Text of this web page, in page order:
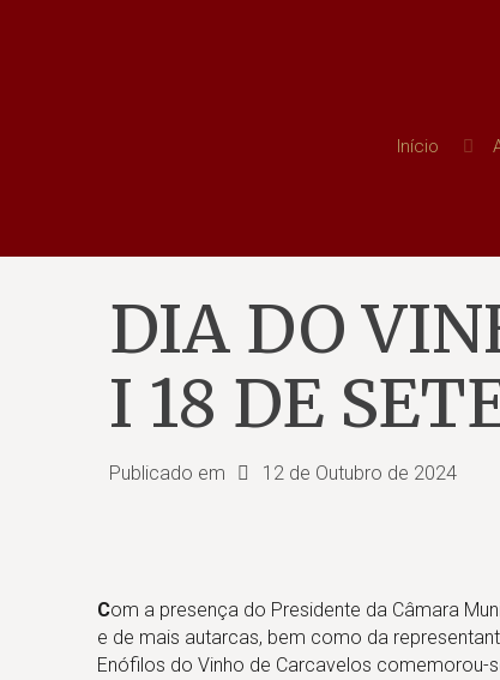
Início
DIA DO
I 18 DE
Publicado em 12 de Outubro de 2024
Com a presença do Presidente da Câmara
e de mais autarcas, bem como da
Enófilos do Vinho de Carcavelos comemorou-